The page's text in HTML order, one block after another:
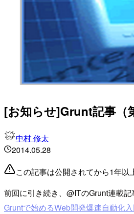
[お知らせ]Grunt記事（
中村 修太
2014.05.28
この記事は公開されてから1年以
前回に引き続き、@ITのGrunt連載記
Gruntで始めるWeb開発爆速自動化